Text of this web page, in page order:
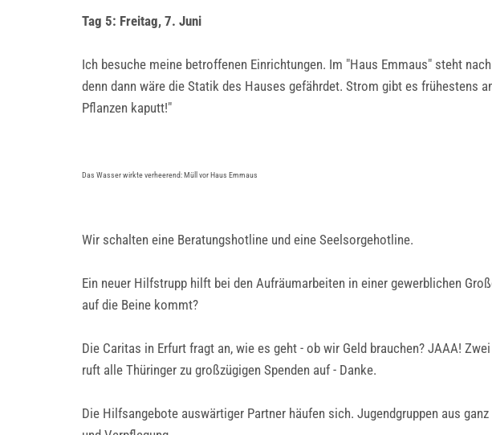
Tag 5: Freitag, 7. Juni
Ich besuche meine betroffenen Einrichtungen. Im "Haus Emmaus" steht
denn dann wäre die Statik des Hauses gefährdet. Strom gibt es frühestens
Pflanzen kaputt!"
Das Wasser wirkte verheerend: Müll vor Haus Emmaus
Wir schalten eine Beratungshotline und eine Seelsorgehotline.
Ein neuer Hilfstrupp hilft bei den Aufräumarbeiten in einer gewerblichen
auf die Beine kommt?
Die Caritas in Erfurt fragt an, wie es geht - ob wir Geld brauchen? JAAA!
ruft alle Thüringer zu großzügigen Spenden auf - Danke.
Die Hilfsangebote auswärtiger Partner häufen sich. Jugendgruppen aus